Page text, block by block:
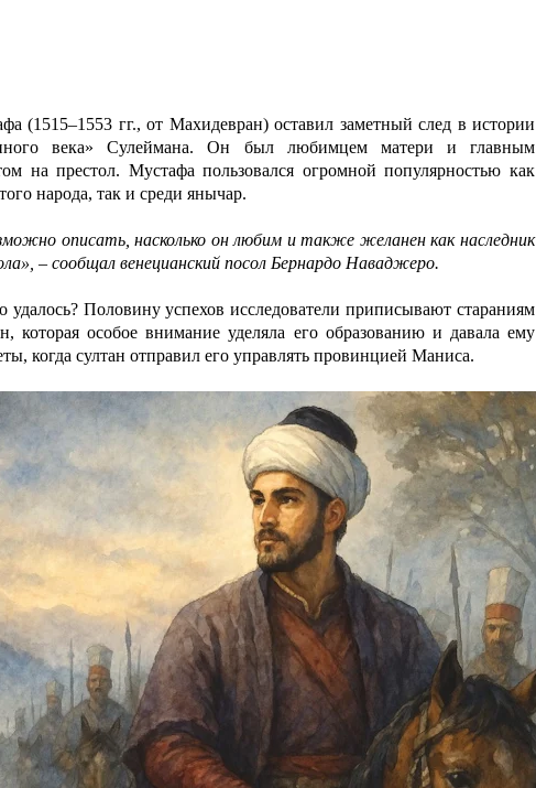
(1515–1553 гг., от Махидевран) оставил заметный след в истории
века» Сулеймана. Он был любимцем матери и главным
на престол. Мустафа пользовался огромной популярностью как
народа, так и среди янычар.
описать, насколько он любим и также желанен как наследник
– сообщал венецианский посол Бернардо Наваджеро.
удалось? Половину успехов исследователи приписывают стараниям
которая особое внимание уделяла его образованию и давала ему
когда султан отправил его управлять провинцией Маниса.